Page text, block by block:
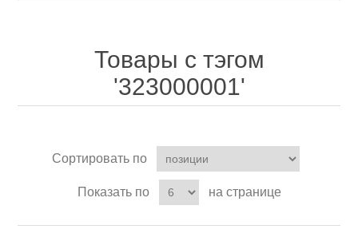
Товары с тэгом
'323000001'
Сортировать по
Показать по на странице